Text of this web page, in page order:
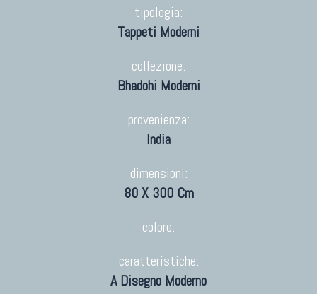
tipologia:
Tappeti Moderni
collezione:
Bhadohi Moderni
provenienza:
India
dimensioni:
80 X 300 Cm
colore:
caratteristiche:
A Disegno Moderno